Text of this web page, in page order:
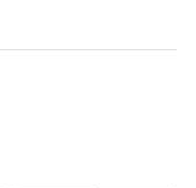
Black